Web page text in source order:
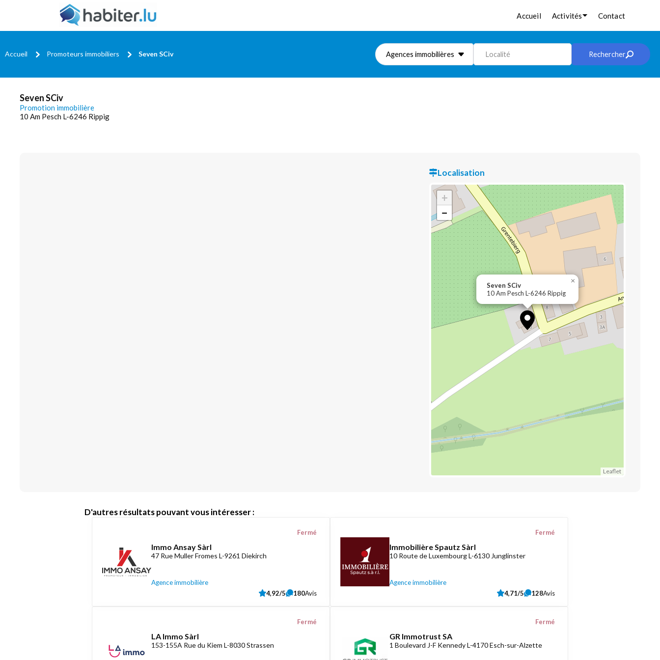
Accueil Activités Contact
Accueil Promoteurs immobiliers Seven SCiv Agences immobilières Localité Rechercher
Seven SCiv
Promotion immobilière
10 Am Pesch L-6246 Rippig
Localisation
Seven SCiv
10 Am Pesch L-6246 Rippig
×
+
−
Leaflet
D'autres résultats pouvant vous intéresser :
Immo Ansay Sàrl
47 Rue Muller Fromes L-9261 Diekirch
Agence immobilière
Fermé
4,92/5 180Avis
Immobilière Spautz Sàrl
10 Route de Luxembourg L-6130 Junglinster
Agence immobilière
Fermé
4,71/5 128Avis
LA Immo Sàrl
153-155A Rue du Kiem L-8030 Strassen
Fermé
GR Immotrust SA
1 Boulevard J-F Kennedy L-4170 Esch-sur-Alzette
Fermé